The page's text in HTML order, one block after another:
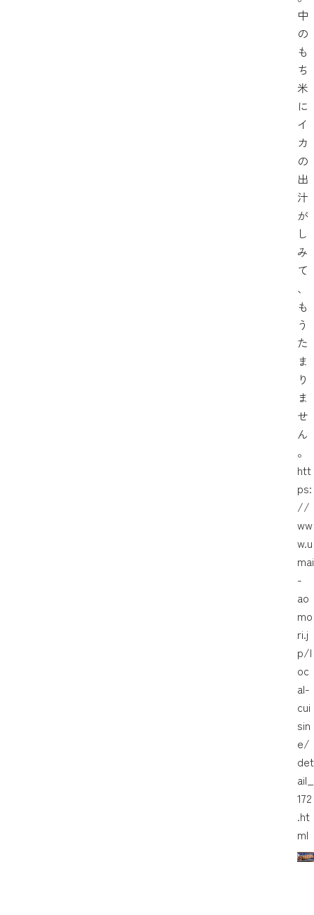
中
の
も
ち
米
に
イ
カ
の
出
汁
が
し
み
て
、
も
う
た
ま
り
ま
せ
ん
。
htt
ps:
//
ww
w.u
mai
-
ao
mo
ri.j
p/l
oc
al-
cui
sin
e/
det
ail_
172
.ht
ml